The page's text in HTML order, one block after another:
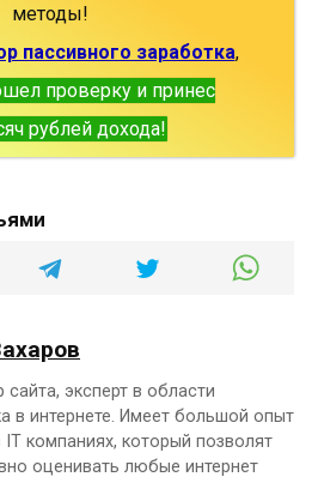
методы!
пассивного заработка,
проверку и принес
рублей дохода!
сайта, эксперт в области
в интернете. Имеет большой опыт
компаниях, который позволят
оценивать любые интернет